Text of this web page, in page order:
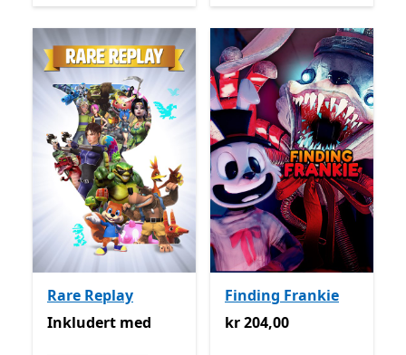
Rare Replay
Inkludert med Game Pass
Inkludert med
Finding Frankie
kr 204,00
kr 204,00